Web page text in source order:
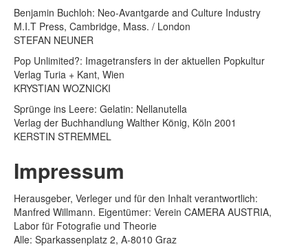
Benjamin Buchloh: Neo-Avantgarde and Culture Industry
M.I.T Press, Cambridge, Mass. / London
STEFAN NEUNER
Pop Unlimited?: Imagetransfers in der aktuellen Popkultur
Verlag Turia + Kant, Wien
KRYSTIAN WOZNICKI
Sprünge ins Leere: Gelatin: Nellanutella
Verlag der Buchhandlung Walther König, Köln 2001
KERSTIN STREMMEL
Impressum
Herausgeber, Verleger und für den Inhalt verantwortlich:
Manfred Willmann. Eigentümer: Verein CAMERA AUSTRIA,
Labor für Fotografie und Theorie
Alle: Sparkassenplatz 2, A-8010 Graz